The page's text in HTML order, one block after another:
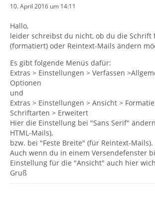
10. April 2016 um 14:11
Hallo,
leider schreibst du nicht, ob du die Schrift
(formatiert) oder Reintext-Mails ändern
Es gibt folgende Menüs dafür:
Extras > Einstellungen > Verfassen
Optionen
und
Extras > Einstellungen > Ansicht >
Schriftarten > Erweitert
Hier die Einstellung bei "Sans Serif"
HTML-Mails),
bzw. bei "Feste Breite" (für Reintext-Mails).
Auch wenn du in einem Versendefenster
Einstellung für die "Ansicht" auch hier
Gruß